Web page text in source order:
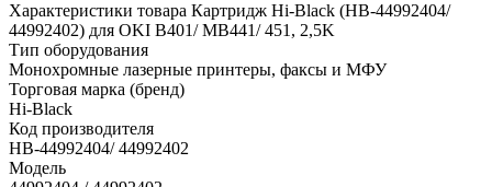
Характеристики товара Картридж Hi-Black (HB-44992404/
44992402) для OKI B401/ MB441/ 451, 2,5K
Тип оборудования
Монохромные лазерные принтеры, факсы и МФУ
Торговая марка (бренд)
Hi-Black
Код производителя
HB-44992404/ 44992402
Модель